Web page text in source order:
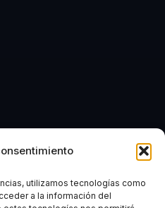
utilizamos tecnologías como
a la información del